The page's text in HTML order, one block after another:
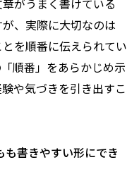
がうまく書けている
、実際に大切なのは
を順番に伝えられてい
順番」をあらかじめ示
や気づきを引き出すこ
書きやすい形にでき